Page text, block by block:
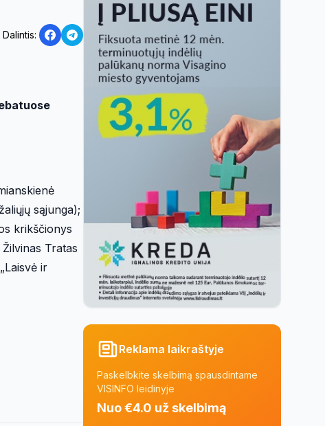
Dalintis:
sąjunga);
krikščionys
Tratas
ir
Reklama laikraštyje
Paskelbkite skelbimą spausdintame
VISINFO leidinyje
Nuo €4.0 už skelbimą